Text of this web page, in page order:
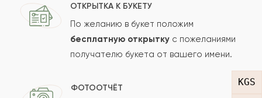
KGS
К Карина
2007-12-19
Камбар
Показать еще
ОТКРЫТКА К БУКЕТУ
По желанию в букет положим
бесплатную открытку с пожеланиями
получателю букета от вашего имени.
ФОТООТЧЁТ